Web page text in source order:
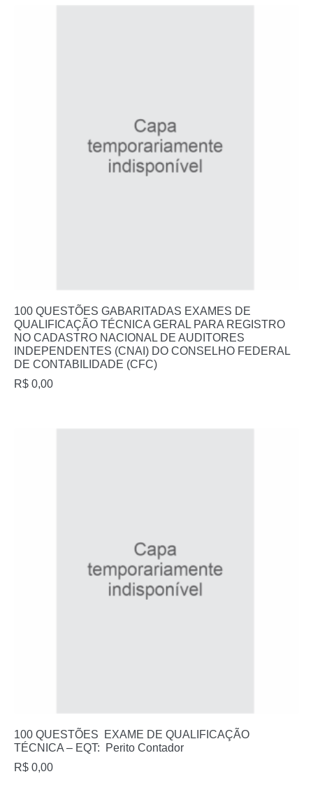
100 QUESTÕES GABARITADAS EXAMES DE
QUALIFICAÇÃO TÉCNICA GERAL PARA REGISTRO
NO CADASTRO NACIONAL DE AUDITORES
INDEPENDENTES (CNAI) DO CONSELHO FEDERAL
DE CONTABILIDADE (CFC)
R$ 0,00
100 QUESTÕES EXAME DE QUALIFICAÇÃO
TÉCNICA – EQT: Perito Contador
R$ 0,00